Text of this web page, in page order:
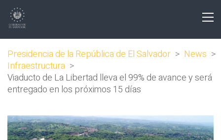
Presidencia de la República de El Salvador > News >
Infraestructura >
Viaducto de La Libertad lleva el 99% de avance y será
entregado en los próximos 15 días